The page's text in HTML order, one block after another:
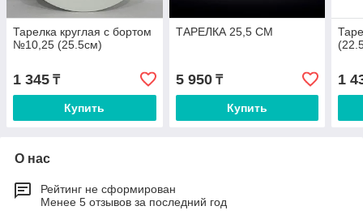
Тарелка круглая с бортом
№10,25 (25.5см)
1 345 ₸
Купить
ТАРЕЛКА 25,5 СМ
5 950₸
Купить
1
О нас
Рейтинг не сформирован
Менее 5 отзывов за последний год